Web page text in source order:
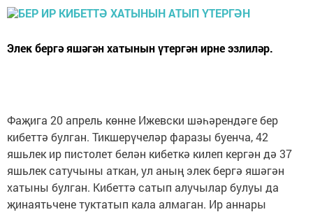
Элек бергә яшәгән хатынын үтергән ирне эзлиләр.
Фаҗига 20 апрель көнне Ижевски шәһәрендәге бер
кибеттә булган. Тикшерүчеләр фаразы буенча, 42
яшьлек ир пистолет белән кибеткә килеп кергән дә 37
яшьлек сатучыны аткан, ул аның элек бергә яшәгән
хатыны булган. Кибеттә сатып алучылар булуы да
җинаятьчене туктатып кала алмаган. Ир аннары